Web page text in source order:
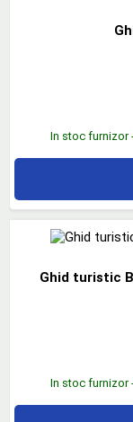
In stoc furnizor
Ghid turistic
In stoc furnizor